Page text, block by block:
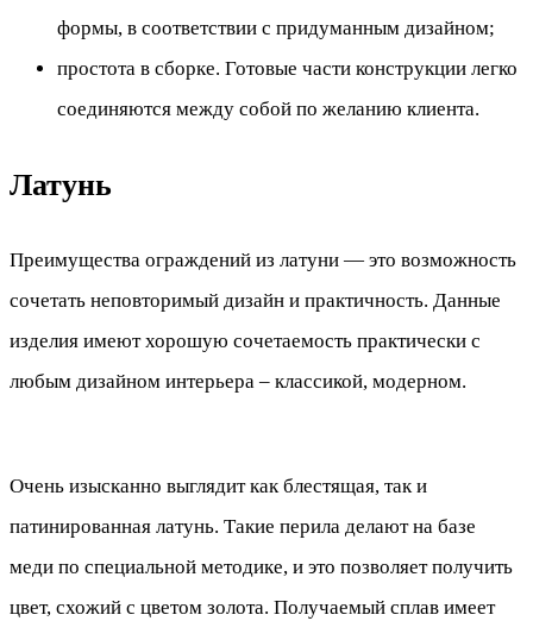
формы, в соответствии с придуманным дизайном;
простота в сборке. Готовые части конструкции легко
соединяются между собой по желанию клиента.
Латунь
Преимущества ограждений из латуни — это возможность
сочетать неповторимый дизайн и практичность. Данные
изделия имеют хорошую сочетаемость практически с
любым дизайном интерьера – классикой, модерном.
Очень изысканно выглядит как блестящая, так и
патинированная латунь. Такие перила делают на базе
меди по специальной методике, и это позволяет получить
цвет, схожий с цветом золота. Получаемый сплав имеет